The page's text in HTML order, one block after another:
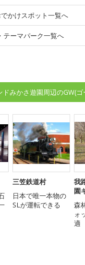
かけスポット一覧へ
テーマパーク一覧へ
ドみかさ遊園周辺のGW(
三笠鉄道村
日本で唯一本物の
SLが運転できる
我
園
森
ォ
適